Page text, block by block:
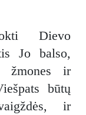
Dievo
Jo balso,
žmones ir
būtų
ir